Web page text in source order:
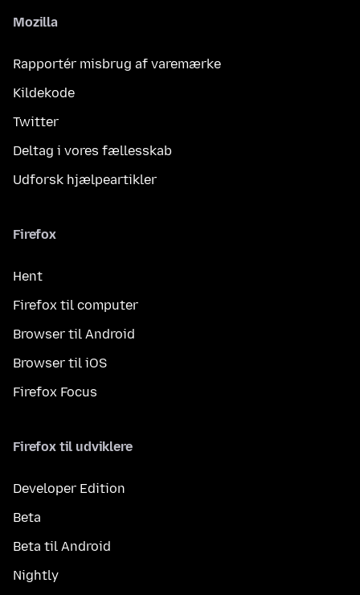
Mozilla
Rapportér misbrug af varemærke
Kildekode
Twitter
Deltag i vores fællesskab
Udforsk hjælpeartikler
Firefox
Hent
Firefox til computer
Browser til Android
Browser til iOS
Firefox Focus
Firefox til udviklere
Developer Edition
Beta
Beta til Android
Nightly